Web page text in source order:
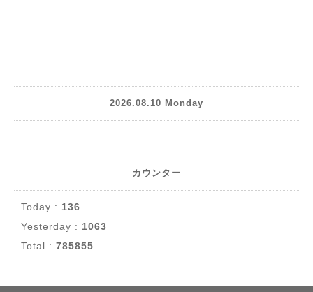
2026.08.10 Monday
カウンター
Today : 136
Yesterday : 1063
Total : 785855